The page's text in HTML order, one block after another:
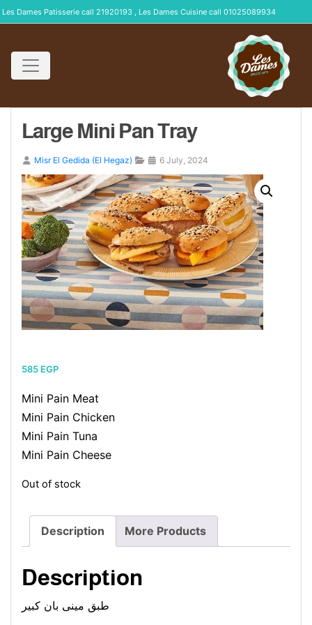
Les Dames Patisserie call 21920193 , Les Dames Cuisine call 01025089934
Large Mini Pan Tray
Misr El Gedida (El Hegaz) 6 July, 2024
585 EGP
Mini Pain Meat
Mini Pain Chicken
Mini Pain Tuna
Mini Pain Cheese
Out of stock
Description More Products
Description
طبق مينى بان كبير